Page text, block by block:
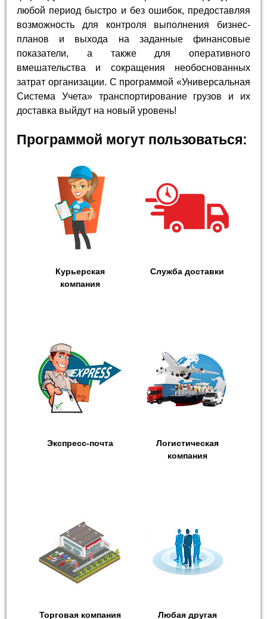
любой период быстро и без ошибок, предоставляя
возможность для контроля выполнения бизнес-
планов и выхода на заданные финансовые
показатели, а также для оперативного
вмешательства и сокращения необоснованных
затрат организации. С программой «Универсальная
Система Учета» транспортирование грузов и их
доставка выйдут на новый уровень!
Программой могут пользоваться:
Курьерская
компания
Служба доставки
Экспресс-почта
Логистическая
компания
Торговая компания
Любая другая